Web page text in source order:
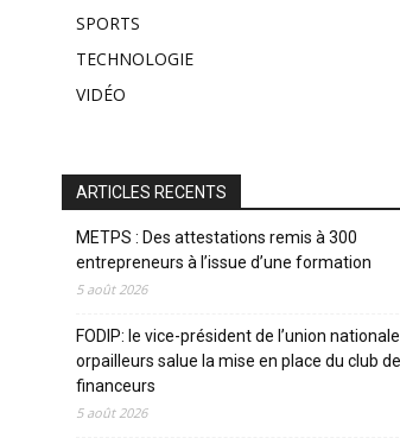
SPORTS
TECHNOLOGIE
VIDÉO
ARTICLES RECENTS
METPS : Des attestations remis à 300
entrepreneurs à l’issue d’une formation
5 août 2026
FODIP: le vice-président de l’union
orpailleurs salue la mise en place du club
financeurs
5 août 2026